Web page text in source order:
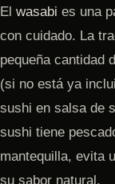
El wasabi es una
con cuidado. La
pequeña cantidad
(si no está ya
sushi en salsa de
sushi tiene
mantequilla, evita
su sabor natural.